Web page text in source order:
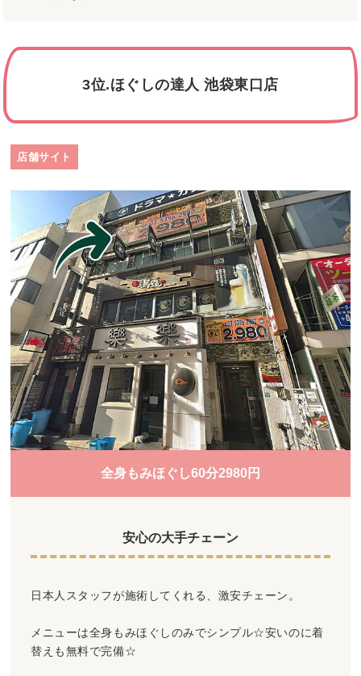
3位.ほぐしの達人 池袋東口店
店舗サイト
全身もみほぐし60分2980円
安心の大手チェーン
日本人スタッフが施術してくれる、激安チェーン。
メニューは全身もみほぐしのみでシンプル☆安いのに着
替えも無料で完備☆